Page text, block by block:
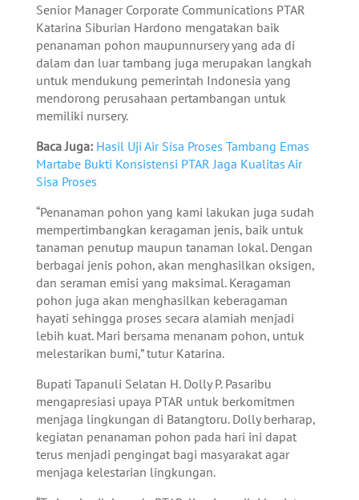
Senior Manager Corporate Communications PTAR
Katarina Siburian Hardono mengatakan baik
penanaman pohon maupunnursery yang ada di
dalam dan luar tambang juga merupakan langkah
untuk mendukung pemerintah Indonesia yang
mendorong perusahaan pertambangan untuk
memiliki nursery.
Baca Juga: Hasil Uji Air Sisa Proses Tambang Emas
Martabe Bukti Konsistensi PTAR Jaga Kualitas Air
Sisa Proses
“Penanaman pohon yang kami lakukan juga sudah
mempertimbangkan keragaman jenis, baik untuk
tanaman penutup maupun tanaman lokal. Dengan
berbagai jenis pohon, akan menghasilkan oksigen,
dan seraman emisi yang maksimal. Keragaman
pohon juga akan menghasilkan keberagaman
hayati sehingga proses secara alamiah menjadi
lebih kuat. Mari bersama menanam pohon, untuk
melestarikan bumi,” tutur Katarina.
Bupati Tapanuli Selatan H. Dolly P. Pasaribu
mengapresiasi upaya PTAR untuk berkomitmen
menjaga lingkungan di Batangtoru. Dolly berharap,
kegiatan penanaman pohon pada hari ini dapat
terus menjadi pengingat bagi masyarakat agar
menjaga kelestarian lingkungan.